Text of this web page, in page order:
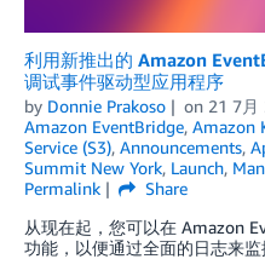
利用新推出的 Amazon
调试事件驱动型应用程序
by Donnie Prakoso on 21 7月
Amazon EventBridge, Amazon
Service (S3), Announcements,
Summit New York, Launch,
Permalink
Share
从现在起，您可以在 Amazon
功能，以便通过全面的日志来